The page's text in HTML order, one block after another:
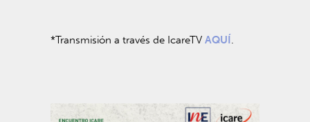
*Transmisión a través de IcareTVAQUÍ.